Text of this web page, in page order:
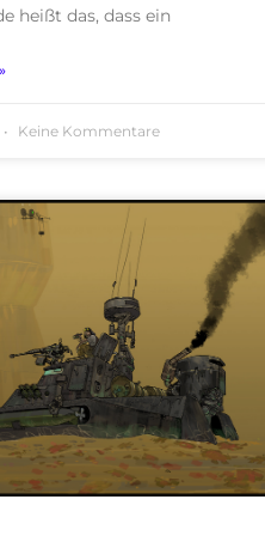
heißt das, dass ein
Keine Kommentare